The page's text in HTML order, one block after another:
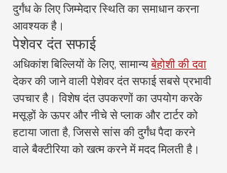
दुर्गंध के लिए जिम्मेदार स्थिति का समाधान करना
आवश्यक है।
पेशेवर दंत सफाई
अधिकांश बिल्लियों के लिए, सामान्य बेहोशी की दवा
देकर की जाने वाली पेशेवर दंत सफाई सबसे प्रभावी
उपचार है। विशेष दंत उपकरणों का उपयोग करके
मसूड़ों के ऊपर और नीचे से प्लाक और टार्टर को
हटाया जाता है, जिससे सांस की दुर्गंध पैदा करने
वाले बैक्टीरिया को खत्म करने में मदद मिलती है।